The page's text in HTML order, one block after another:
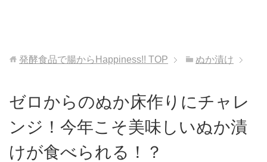
発酵食品で腸からHappiness!! TOP ぬか漬け
ゼロからのぬか床作りにチャレ
ンジ！今年こそ美味しいぬか漬
けが食べられる！？